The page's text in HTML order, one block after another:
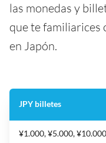
las monedas y
que te familiarices
en Japón.
JPY billetes
¥1.000, ¥5.000, ¥10.000